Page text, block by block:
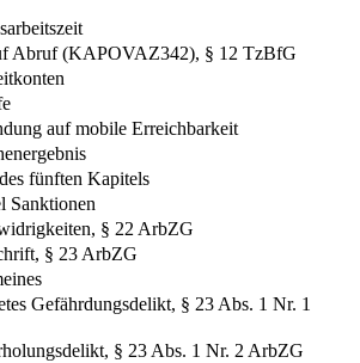
Abruf (KAPOVAZ342), § 12 TzBfG
auf mobile Erreichbarkeit
fünften Kapitels
Sanktionen
§ 22 ArbZG
§ 23 ArbZG
Gefährdungsdelikt, § 23 Abs. 1 Nr. 1
§ 23 Abs. 1 Nr. 2 ArbZG